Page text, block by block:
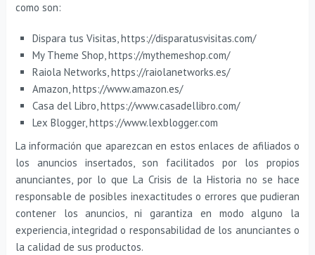
como son:
Dispara tus Visitas, https://disparatusvisitas.com/
My Theme Shop, https://mythemeshop.com/
Raiola Networks, https://raiolanetworks.es/
Amazon, https://www.amazon.es/
Casa del Libro, https://www.casadellibro.com/
Lex Blogger, https://www.lexblogger.com
La información que aparezcan en estos enlaces de afiliados o
los anuncios insertados, son facilitados por los propios
anunciantes, por lo que La Crisis de la Historia no se hace
responsable de posibles inexactitudes o errores que pudieran
contener los anuncios, ni garantiza en modo alguno la
experiencia, integridad o responsabilidad de los anunciantes o
la calidad de sus productos.